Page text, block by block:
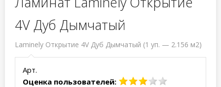
4V Дуб Дымчатый
Laminely Открытие 4V Дуб Дымчатый (1 уп. — 2.156 м2)
Арт.
Оценка пользователей: